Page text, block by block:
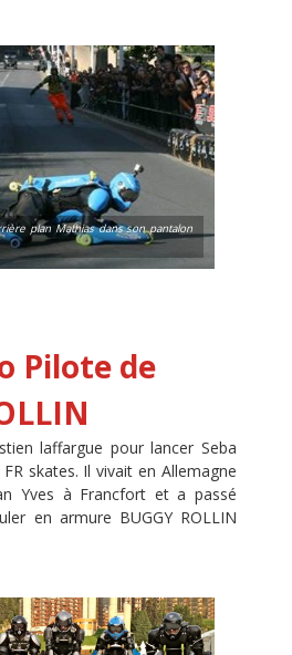
plan Mathias dans son pantalon
Pilote de
laffargue pour lancer Seba
skates. Il vivait en Allemagne
Yves à Francfort et a passé
en armure BUGGY ROLLIN